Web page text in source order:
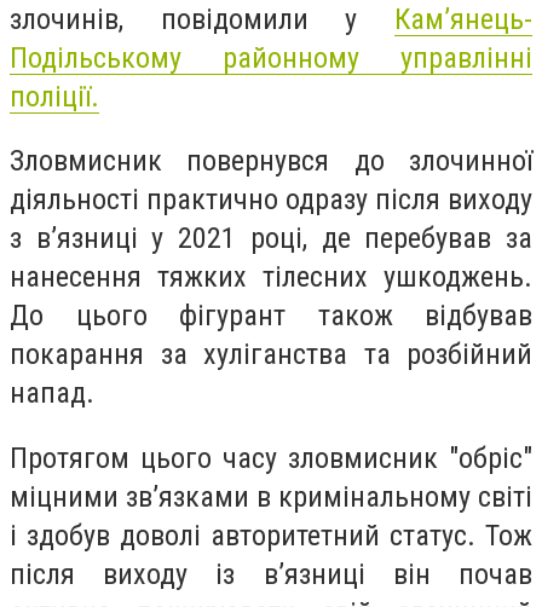
злочинів, повідомили у Кам’янець-
Подільському районному управлінні
поліції.
Зловмисник повернувся до злочинної
діяльності практично одразу після виходу
з в’язниці у 2021 році, де перебував за
нанесення тяжких тілесних ушкоджень.
До цього фігурант також відбував
покарання за хуліганства та розбійний
напад.
Протягом цього часу зловмисник "обріс"
міцними зв’язками в кримінальному світі
і здобув доволі авторитетний статус. Тож
після виходу із в’язниці він почав